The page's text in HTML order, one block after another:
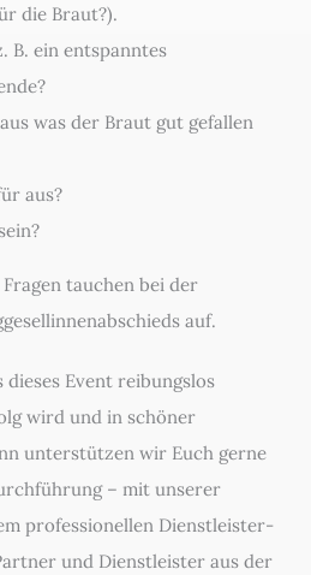
die Braut?).
B. ein entspanntes
was der Braut gut gefallen
aus?
tauchen bei der
auf.
Event reibungslos
wird und in schöner
unterstützen wir Euch gerne
– mit unserer
professionellen Dienstleister-
und Dienstleister aus der